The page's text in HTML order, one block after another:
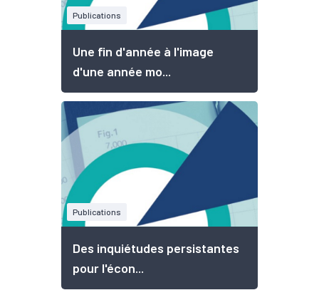
Publications
Une fin d'année à l'image
d'une année mo...
Publications
Des inquiétudes persistantes
pour l'écon...